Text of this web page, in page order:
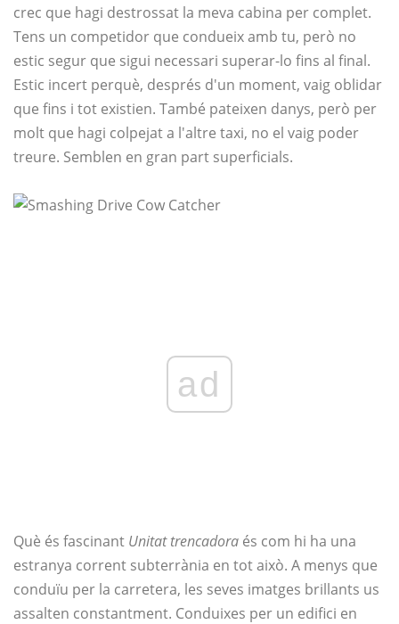
crec que hagi destrossat la meva cabina per complet.
Tens un competidor que condueix amb tu, però no
estic segur que sigui necessari superar-lo fins al final.
Estic incert perquè, després d'un moment, vaig oblidar
que fins i tot existien. També pateixen danys, però per
molt que hagi colpejat a l'altre taxi, no el vaig poder
treure. Semblen en gran part superficials.
ad
Què és fascinant Unitat trencadora és com hi ha una
estranya corrent subterrània en tot això. A menys que
conduïu per la carretera, les seves imatges brillants us
assalten constantment. Conduixes per un edifici en